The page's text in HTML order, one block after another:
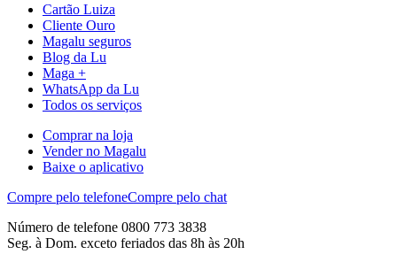
Cartão Luiza
Cliente Ouro
Magalu seguros
Blog da Lu
Maga +
WhatsApp da Lu
Todos os serviços
Comprar na loja
Vender no Magalu
Baixe o aplicativo
Compre pelo telefoneCompre pelo chat
Número de telefone 0800 773 3838
Seg. à Dom. exceto feriados das 8h às 20h